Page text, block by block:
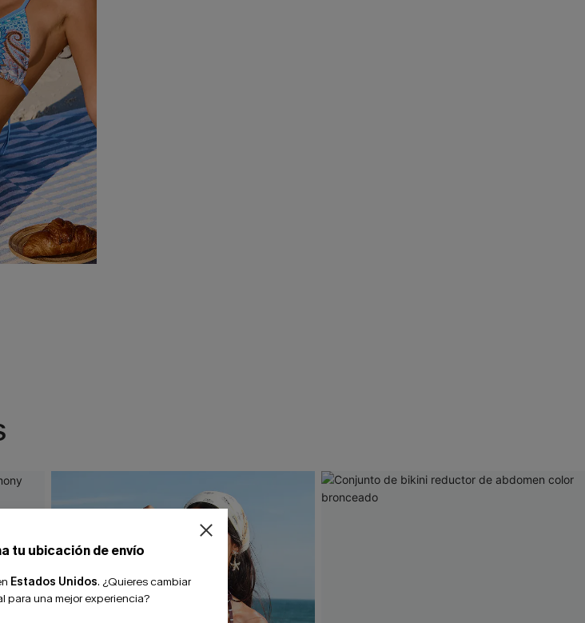
tu ubicación de envío
Estados Unidos. ¿Quieres cambiar
para una mejor experiencia?
-10% extra sin compra mínima